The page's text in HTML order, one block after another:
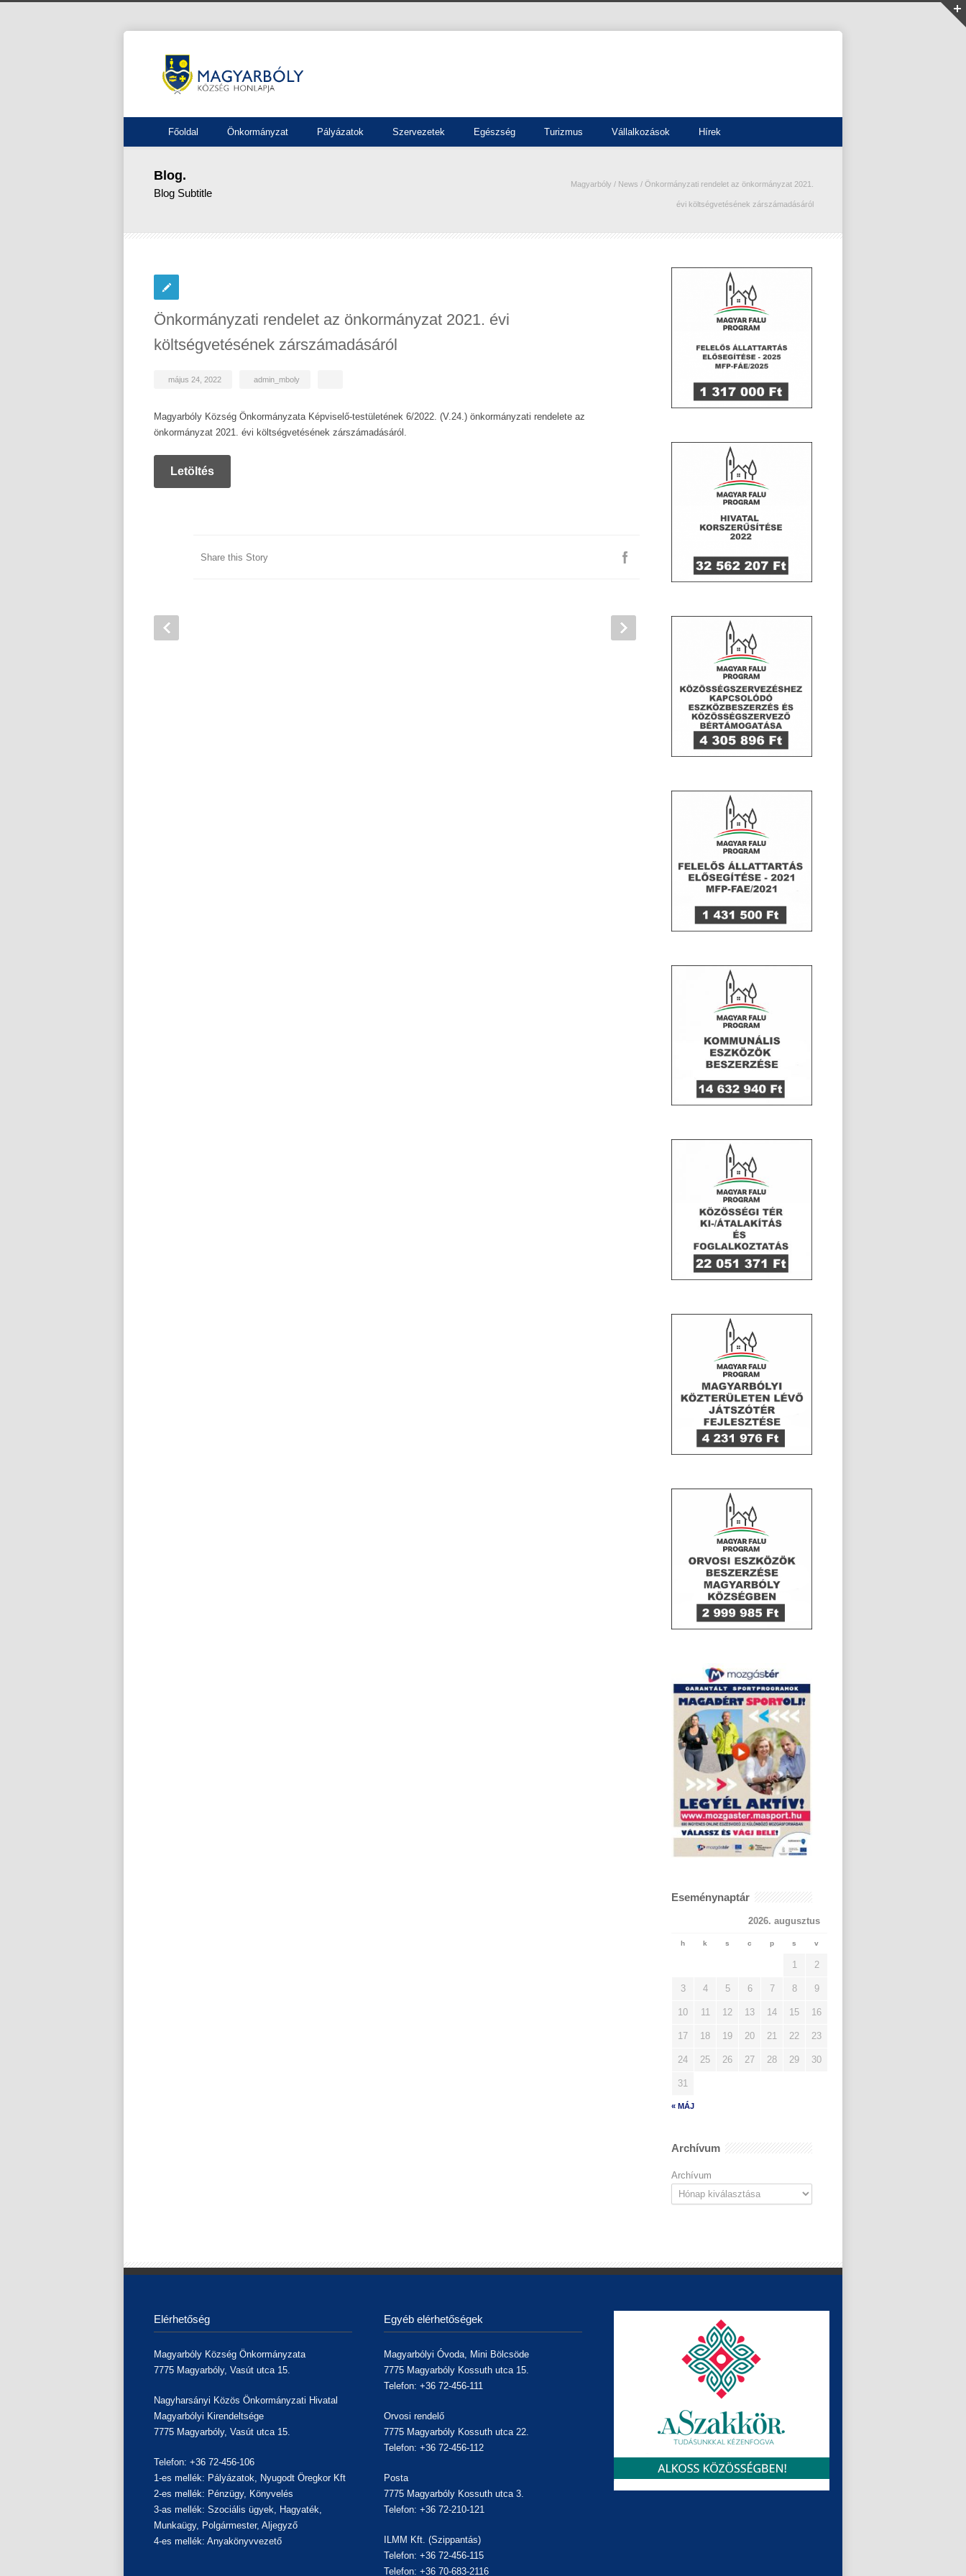
Főoldal Önkormányzat Pályázatok Szervezetek Egészség Turizmus Vállalkozások Hírek
Blog.
Blog Subtitle
Magyarbóly / News / Önkormányzati rendelet az önkormányzat 2021.
évi költségvetésének zárszámadásáról
Önkormányzati rendelet az önkormányzat 2021. évi
költségvetésének zárszámadásáról
május 24, 2022 admin_mboly
Magyarbóly Község Önkormányzata Képviselő-testületének 6/2022. (V.24.) önkormányzati rendelete az
önkormányzat 2021. évi költségvetésének zárszámadásáról.
Letöltés
Share this Story
Eseménynaptár
2026. augusztus
h k s c p s v
« MÁJ
1 2
3 4 5 6 7 8 9
10 11 12 13 14 15 16
17 18 19 20 21 22 23
24 25 26 27 28 29 30
31
Archívum
Archívum
Elérhetőség
Magyarbóly Község Önkormányzata
7775 Magyarbóly, Vasút utca 15.
Nagyharsányi Közös Önkormányzati Hivatal
Magyarbólyi Kirendeltsége
7775 Magyarbóly, Vasút utca 15.
Telefon: +36 72-456-106
1-es mellék: Pályázatok, Nyugodt Öregkor Kft
2-es mellék: Pénzügy, Könyvelés
3-as mellék: Szociális ügyek, Hagyaték,
Munkaügy, Polgármester, Aljegyző
4-es mellék: Anyakönyvvezető
Egyéb elérhetőségek
Magyarbólyi Óvoda, Mini Bölcsöde
7775 Magyarbóly Kossuth utca 15.
Telefon: +36 72-456-111
Orvosi rendelő
7775 Magyarbóly Kossuth utca 22.
Telefon: +36 72-456-112
Posta
7775 Magyarbóly Kossuth utca 3.
Telefon: +36 72-210-121
ILMM Kft. (Szippantás)
Telefon: +36 72-456-115
Telefon: +36 70-683-2116